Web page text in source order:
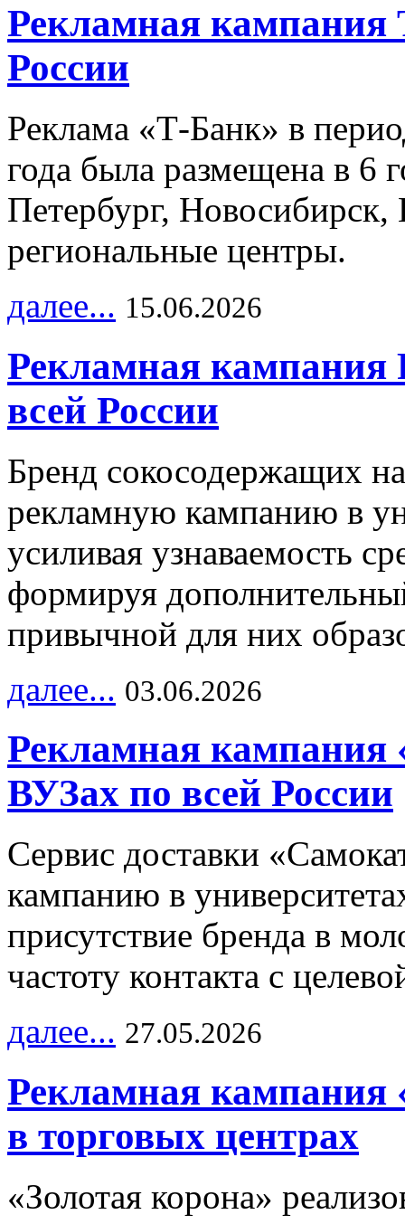
Рекламная кампания
России
Реклама «Т-Банк» в
года была размещена в 6
Петербург,
региональные центры.
далее... 15.06.2026
Рекламная
всей России
Бренд сокосодержащих
рекламную кампанию в
усиливая узнаваемость
формируя
привычной для них
далее... 03.06.2026
Рекламная кампания
ВУЗах по всей России
Сервис доставки
кампанию в
присутствие бренда в
частоту контакта с
далее... 27.05.2026
Рекламная кампания
в торговых центрах
«Золотая корона»